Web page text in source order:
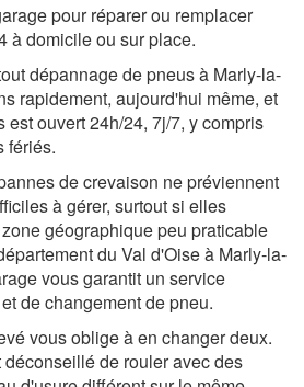
pour réparer ou remplacer
à domicile ou sur place.
dépannage de pneus à Marly-la-
rapidement, aujourd'hui même, et
est ouvert 24h/24, 7j/7, y compris
fériés.
de crevaison ne préviennent
à gérer, surtout si elles
géographique peu praticable
du Val d'Oise à Marly-la-
vous garantit un service
de changement de pneu.
vous oblige à en changer deux.
déconseillé de rouler avec des